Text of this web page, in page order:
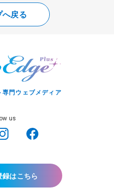
へ戻る
門ウェブメディア
us
はこちら